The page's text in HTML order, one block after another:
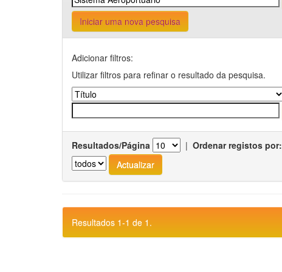
Iniciar uma nova pesquisa
Adicionar filtros:
Utilizar filtros para refinar o resultado da pesquisa.
Resultados/Página | Ordenar registos por:
Resultados 1-1 de 1.